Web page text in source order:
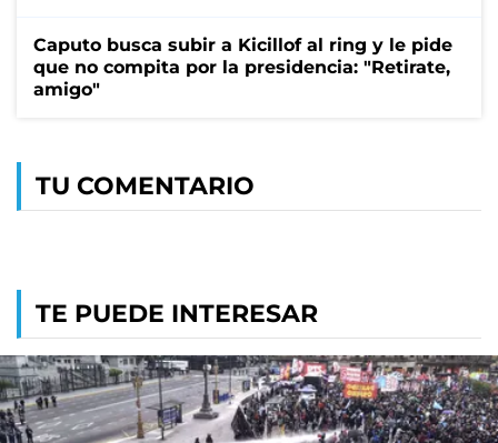
Caputo busca subir a Kicillof al ring y le pide
que no compita por la presidencia: "Retirate,
amigo"
TU COMENTARIO
TE PUEDE INTERESAR